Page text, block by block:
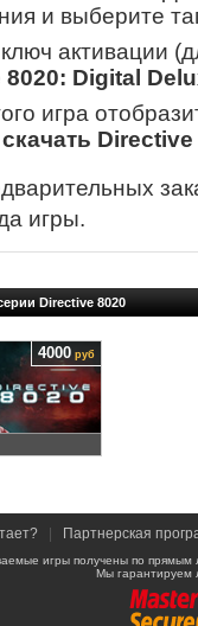
и выберите
активации
8020: Digital
игра
скачать
игры.
Directive 8020
4000 руб
Партнерская
игры получены по
Мы гарантируем